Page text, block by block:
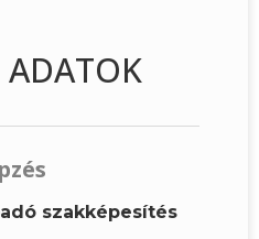
ADATOK
szakképesítés